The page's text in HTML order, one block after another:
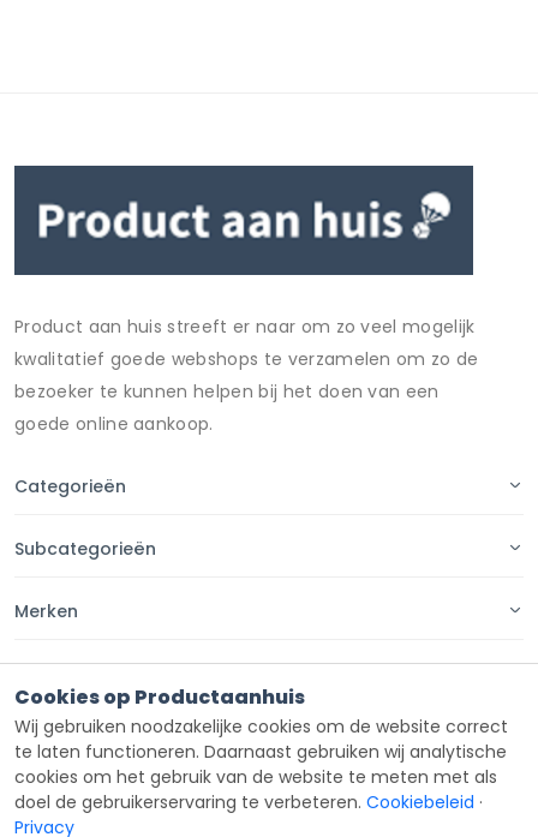
Product aan huis streeft er naar om zo veel mogelijk
kwalitatief goede webshops te verzamelen om zo de
bezoeker te kunnen helpen bij het doen van een
goede online aankoop.
Categorieën
Subcategorieën
Merken
Contact
Cookies op Productaanhuis
Wij gebruiken noodzakelijke cookies om de website correct
te laten functioneren. Daarnaast gebruiken wij analytische
cookies om het gebruik van de website te meten met als
doel de gebruikerservaring te verbeteren. Cookiebeleid ·
Privacy